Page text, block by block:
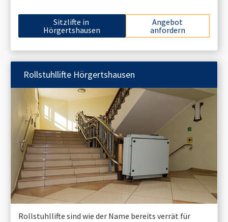
Sitzlifte in
Hörgertshausen
Angebot
anfordern
Rollstuhllifte Hörgertshausen
Rollstuhllifte sind wie der Name bereits verrät für